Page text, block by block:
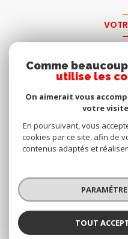
© 2026 |
Nos honoraires
Comme
utilise les
On aimerait vous
votre
En poursuivant, vous
cookies par ce site, afin de
contenus adaptés et
TOUT